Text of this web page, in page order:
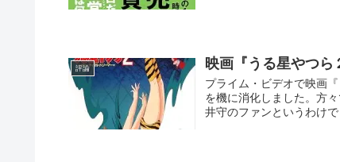
評論 映画『うる星やつら
プライム・ビデオで映画
を機に消化しました。方
井守のファンというわけ